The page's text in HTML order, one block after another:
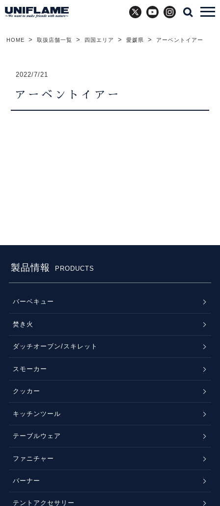
X YouTubeInstagram
HOME 取扱店舗一覧 四国エリア 愛媛県 アーベントイアー
2022/7/21
アーベントイアー
製品情報 PRODUCTS
バーベキュー
焚き火
ダッチオーブン/スキレット
スモーカー
クッカー
キッチンツール
テーブルウェア
ファニチャー
バーナー
テントアクセサリー